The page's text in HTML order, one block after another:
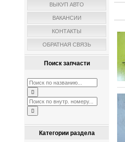
ВЫКУП АВТО
ВАКАНСИИ
КОНТАКТЫ
ОБРАТНАЯ СВЯЗЬ
Поиск запчасти
Категории раздела